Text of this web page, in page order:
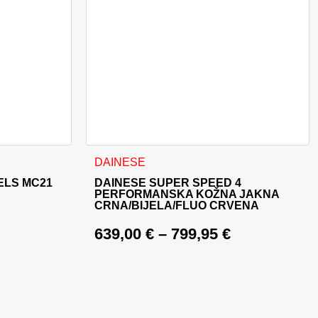
MC21
549,90 €.
Opcije se mogu odabrati na stranici proizvoda
DAINESE
DAINESE SUPER SPEED 4
PERFORMANSKA KOŽNA JAKNA
CRNA/BIJELA/FLUO CRVENA
639,00 € – 799,95 €
Ovaj proizvod ima više varijanti. Opcije se